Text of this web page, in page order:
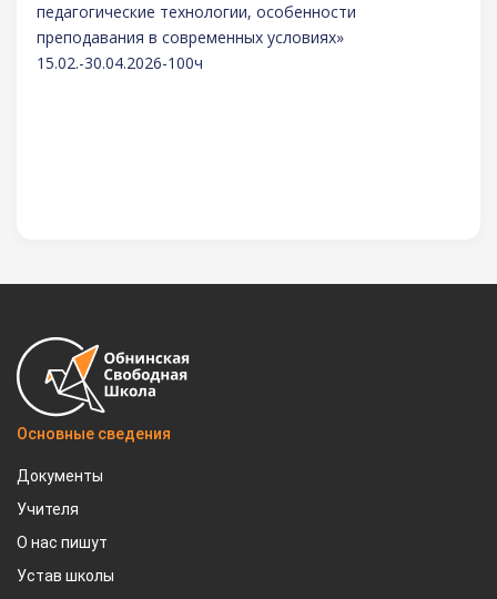
педагогические технологии, особенности
преподавания в современных условиях»
15.02.-30.04.2026-100ч
Основные сведения
Документы
Учителя
О нас пишут
Устав школы